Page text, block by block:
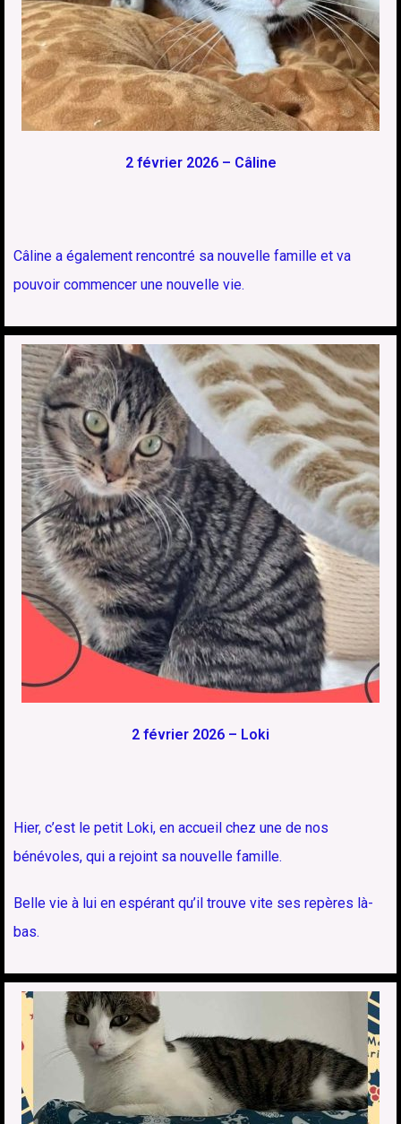
2 février 2026 – Câline
Câline a également rencontré sa nouvelle famille et va
pouvoir commencer une nouvelle vie.
2 février 2026 – Loki
Hier, c’est le petit Loki, en accueil chez une de nos
bénévoles, qui a rejoint sa nouvelle famille.
Belle vie à lui en espérant qu’il trouve vite ses repères là-
bas.